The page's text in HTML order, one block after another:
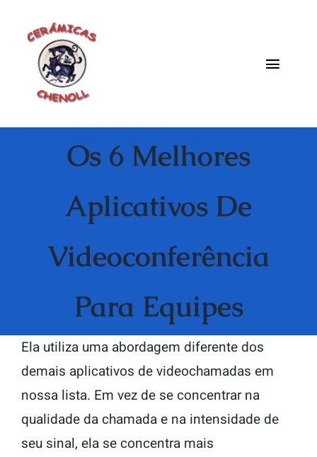
contenido
Toggle
Contacto
Os 6 Melhores
Aplicativos De
Videoconferência
Para Equipes
Ela utiliza uma abordagem diferente dos
demais aplicativos de videochamadas em
nossa lista. Em vez de se concentrar na
qualidade da chamada e na intensidade de
seu sinal, ela se concentra mais